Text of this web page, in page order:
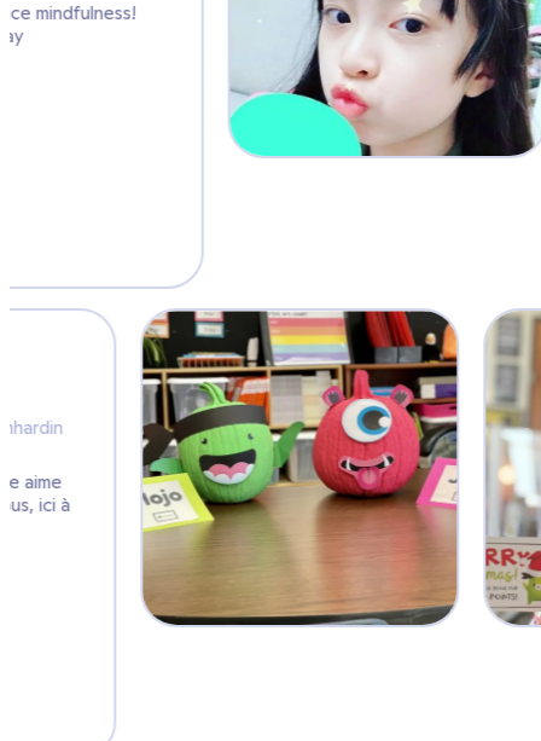
to practice mindfulness!
way to start the day